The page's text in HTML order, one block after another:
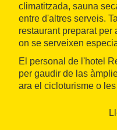
climatitzada, sauna
entre d'altres serveis.
restaurant preparat per
on se serveixen
El personal de l'hotel
per gaudir de las
ara el cicloturisme o
vi i l'oli de la Vall del